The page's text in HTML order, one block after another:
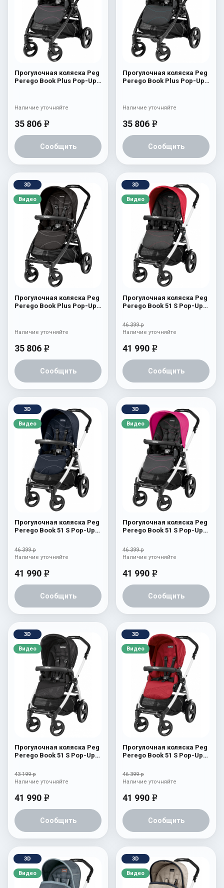
Прогулочная коляска Peg
Perego Book Plus Pop-Up
35 806 e
Сообщить
Наличие уточняйте
Прогулочная коляска Peg
Perego Book Plus Pop-Up
35 806 e
Сообщить
Наличие уточняйте
3D
Видео
Прогулочная коляска Peg
Perego Book Plus Pop-Up
35 806 e
Сообщить
Наличие уточняйте
3D
Видео
Прогулочная коляска Peg
Perego Book 51 S Pop-Up
White/Black) Bloom Red
46 399 р
41 990 e
Сообщить
Наличие уточняйте
3D
Видео
Прогулочная коляска Peg
Perego Book 51 S Pop-Up
White/Black) Bloom Navy
46 399 р
41 990 e
Сообщить
Наличие уточняйте
3D
Видео
Прогулочная коляска Peg
Perego Book 51 S Pop-Up
White/Black) Bloom Pink
46 399 р
41 990 e
Сообщить
Наличие уточняйте
3D
Видео
Прогулочная коляска Peg
Perego Book 51 S Pop-Up
White/Black) Geo Black
43 199 р
41 990 e
Сообщить
Наличие уточняйте
3D
Видео
Прогулочная коляска Peg
Perego Book 51 S Pop-Up
White/Black) Geo Red
46 399 р
41 990 e
Сообщить
Наличие уточняйте
3D
Видео
3D
Видео